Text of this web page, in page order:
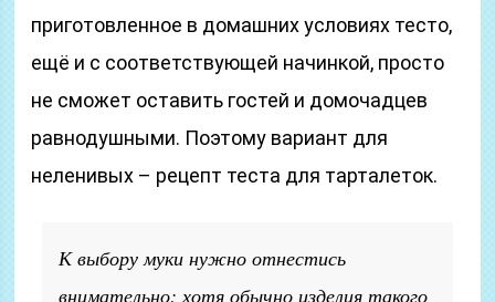
приготовленное в домашних условиях тесто,
ещё и с соответствующей начинкой, просто
не сможет оставить гостей и домочадцев
равнодушными. Поэтому вариант для
неленивых – рецепт теста для тарталеток.
К выбору муки нужно отнестись
внимательно: хотя обычно изделия такого